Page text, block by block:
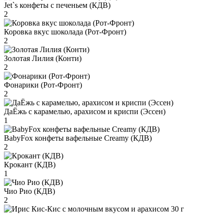
Jet`s конфеты с печеньем (КДВ)
2
Коровка вкус шоколада (Рот-Фронт)
2
Золотая Лилия (Конти)
2
Фонарики (Рот-Фронт)
2
ДаЁжь с карамелью, арахисом и криспи (Эссен)
1
BabyFox конфеты вафельные Creamy (КДВ)
2
Крокант (КДВ)
1
Чио Рио (КДВ)
2